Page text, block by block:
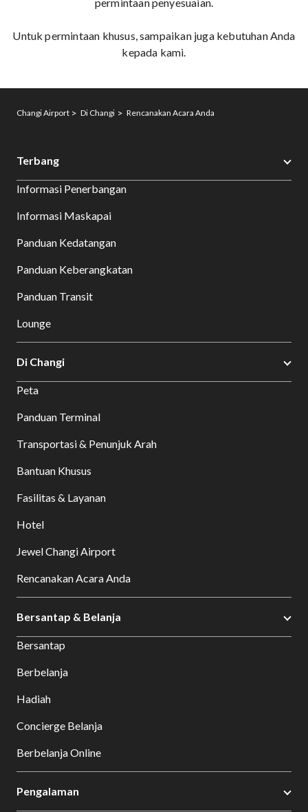
Untuk permintaan khusus, sampaikan juga kebutuhan Anda
kepada kami.
Changi Airport Di Changi Rencanakan Acara Anda
Terbang
Informasi Penerbangan
Informasi Maskapai
Panduan Kedatangan
Panduan Keberangkatan
Panduan Transit
Lounge
Di Changi
Peta
Panduan Terminal
Transportasi & Penunjuk Arah
Bantuan Khusus
Fasilitas & Layanan
Hotel
Jewel Changi Airport
Rencanakan Acara Anda
Bersantap & Belanja
Bersantap
Berbelanja
Hadiah
Concierge Belanja
Berbelanja Online
Pengalaman